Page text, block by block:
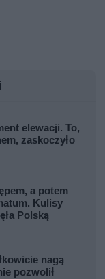
elewacji. To,
zaskoczyło
a potem
Kulisy
Polską
nagą
pozwolił